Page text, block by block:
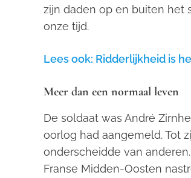
zijn daden op en buiten het
onze tijd.
Lees ook: Ridderlijkheid is
Meer dan een normaal leven
De soldaat was André
oorlog had aangemeld. Tot
onderscheidde van
Franse Midden-Oosten